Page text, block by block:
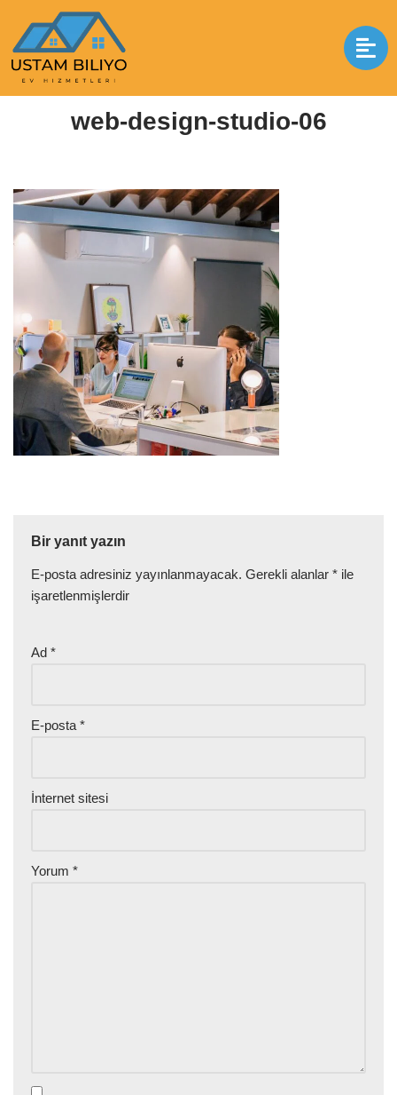
İçeriğe
geç
Anasayfa| web-design-studio-06 web-design-studio-06
web-design-studio-06
Bir yanıt yazın
E-posta adresiniz yayınlanmayacak. Gerekli alanlar * ile
işaretlenmişlerdir
Ad *
E-posta *
İnternet sitesi
Yorum *